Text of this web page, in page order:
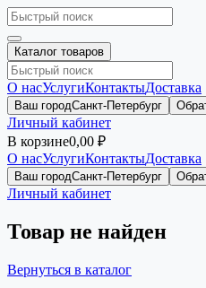
Каталог товаров
О насУслугиКонтактыДоставка
Ваш городСанкт-Петербург
Личный кабинет
В корзине0,00 ₽
О насУслугиКонтактыДоставка
Ваш городСанкт-Петербург
Личный кабинет
Товар не найден
Вернуться в каталог